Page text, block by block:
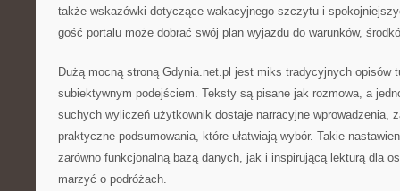
także wskazówki dotyczące wakacyjnego szczytu i
gość portalu może dobrać swój plan wyjazdu do warunków,
Dużą mocną stroną Gdynia.net.pl jest miks tradycyjnych opisów
subiektywnym podejściem. Teksty są pisane jak rozmowa, a
suchych wyliczeń użytkownik dostaje narracyjne wprowadzenia,
praktyczne podsumowania, które ułatwiają wybór. Takie
zarówno funkcjonalną bazą danych, jak i inspirującą lekturą dla
marzyć o podróżach.